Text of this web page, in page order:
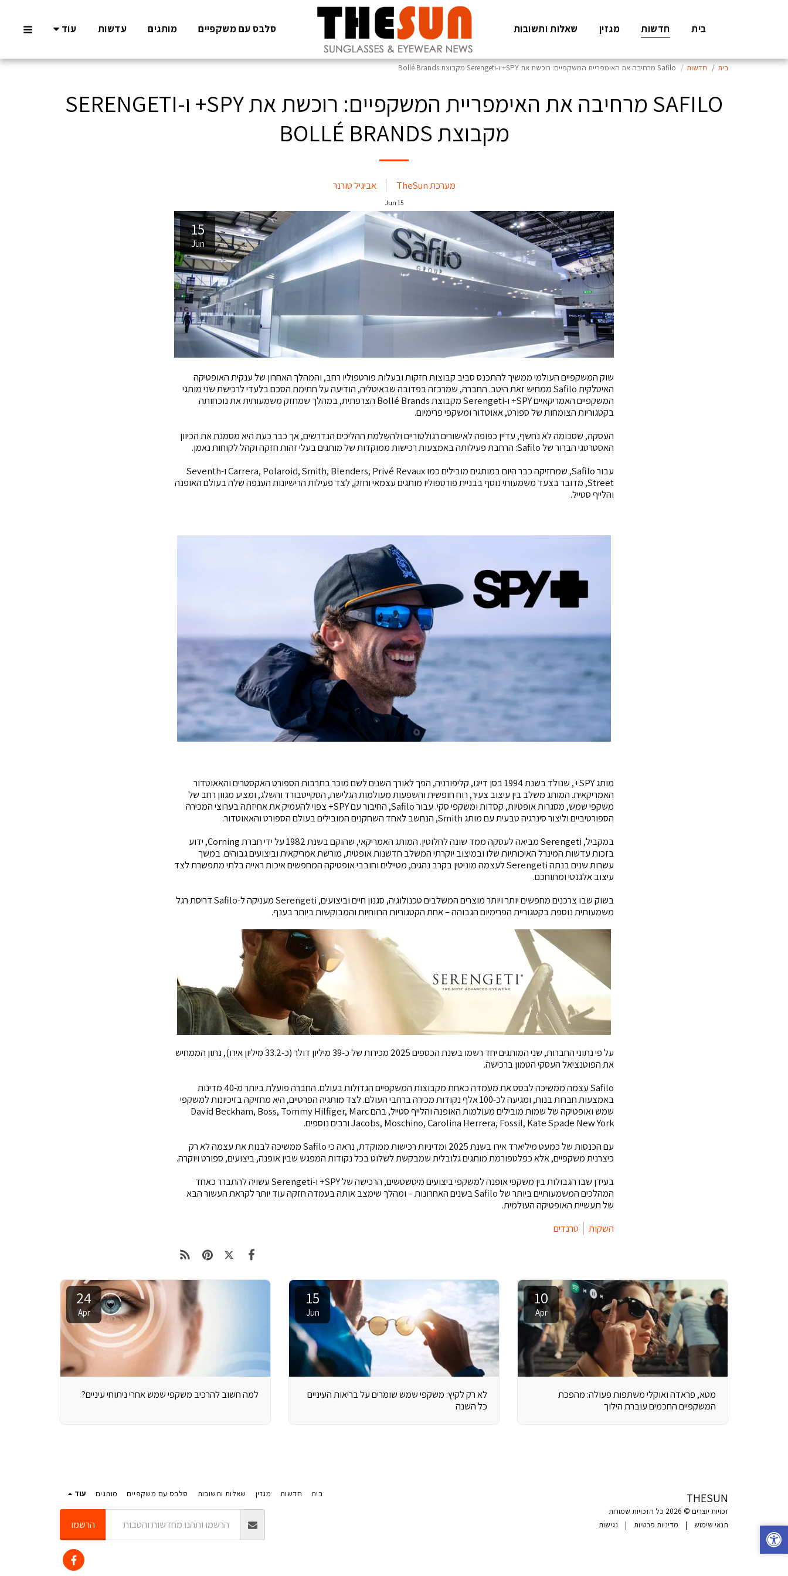
בית חדשות מגזין שאלות ותשובות סלבס עם משקפיים מותגים עדשות עוד
בית חדשות Safilo מרחיבה את האימפריית המשקפיים: רוכשת את SPY+ ו-Serengeti מקבוצת Bollé Brands
SAFILO מרחיבה את האימפריית המשקפיים: רוכשת את SPY+ ו-SERENGETI
מקבוצת BOLLÉ BRANDS
מערכת TheSun אביגיל טורנר
15
Jun
15
Jun
שוק המשקפיים העולמי ממשיך להתכנס סביב קבוצות חזקות ובעלות פורטפוליו רחב, והמהלך האחרון של ענקית האופטיקה
האיטלקית Safilo ממחיש זאת היטב. החברה, שמרכזה בפדובה שבאיטליה, הודיעה על חתימת הסכם בלעדי לרכישת שני מותגי
המשקפיים האמריקאיים SPY+ ו-Serengeti מקבוצת Bollé Brands הצרפתית, במהלך שמחזק משמעותית את נוכחותה
בקטגוריות הצומחות של ספורט, אאוטדור ומשקפי פרימיום.
העסקה, שסכומה לא נחשף, עדיין כפופה לאישורים רגולטוריים ולהשלמת ההליכים הנדרשים, אך כבר כעת היא מסמנת את הכיוון
האסטרטגי הברור של Safilo: הרחבת פעילותה באמצעות רכישות ממוקדות של מותגים בעלי זהות חזקה וקהל לקוחות נאמן.
עבור Safilo, שמחזיקה כבר היום במותגים מובילים כמו Carrera, Polaroid, Smith, Blenders, Privé Revaux ו-Seventh
Street, מדובר בצעד משמעותי נוסף בבניית פורטפוליו מותגים עצמאי וחזק, לצד פעילות הרישיונות הענפה שלה בעולם האופנה
והלייף סטייל.
מותג SPY+, שנולד בשנת 1994 בסן דייגו, קליפורניה, הפך לאורך השנים לשם מוכר בתרבות הספורט האקסטרים והאאוטדור
האמריקאית. המותג משלב בין עיצוב צעיר, רוח חופשית והשפעות מעולמות הגלישה, הסקייטבורד והשלג, ומציע מגוון רחב של
משקפי שמש, מסגרות אופטיות, קסדות ומשקפי סקי. עבור Safilo, החיבור עם SPY+ צפוי להעמיק את אחיזתה בערוצי המכירה
הספורטיביים וליצור סינרגיה טבעית עם מותג Smith, הנחשב לאחד השחקנים המובילים בעולם הספורט והאאוטדור.
במקביל, Serengeti מביאה לעסקה ממד שונה לחלוטין. המותג האמריקאי, שהוקם בשנת 1982 על ידי חברת Corning, ידוע
בזכות עדשות המינרל האיכותיות שלו ובמיצוב יוקרתי המשלב חדשנות אופטית, מורשת אמריקאית וביצועים גבוהים. במשך
עשרות שנים בנתה Serengeti לעצמה מוניטין בקרב נהגים, מטיילים וחובבי אופטיקה המחפשים איכות ראייה בלתי מתפשרת לצד
עיצוב אלגנטי ומתוחכם.
בשוק שבו צרכנים מחפשים יותר ויותר מוצרים המשלבים טכנולוגיה, סגנון חיים וביצועים, Serengeti מעניקה ל-Safilo דריסת רגל
משמעותית נוספת בקטגוריית הפרימיום הגבוהה – אחת הקטגוריות הרווחיות והמבוקשות ביותר בענף.
על פי נתוני החברות, שני המותגים יחד רשמו בשנת הכספים 2025 מכירות של כ-39 מיליון דולר (כ-33.2 מיליון אירו), נתון הממחיש
את הפוטנציאל העסקי הטמון ברכישה.
Safilo עצמה ממשיכה לבסס את מעמדה כאחת מקבוצות המשקפיים הגדולות בעולם. החברה פועלת ביותר מ-40 מדינות
באמצעות חברות בנות, ומגיעה לכ-100 אלף נקודות מכירה ברחבי העולם. לצד מותגיה הפרטיים, היא מחזיקה בזיכיונות למשקפי
שמש ואופטיקה של שמות מובילים מעולמות האופנה והלייף סטייל, בהם David Beckham, Boss, Tommy Hilfiger, Marc
Jacobs, Moschino, Carolina Herrera, Fossil, Kate Spade New York ורבים נוספים.
עם הכנסות של כמעט מיליארד אירו בשנת 2025 ומדיניות רכישות ממוקדת, נראה כי Safilo ממשיכה לבנות את עצמה לא רק
כיצרנית משקפיים, אלא כפלטפורמת מותגים גלובלית שמבקשת לשלוט בכל נקודות המפגש שבין אופנה, ביצועים, ספורט ויוקרה.
בעידן שבו הגבולות בין משקפי אופנה למשקפי ביצועים מיטשטשים, הרכישה של SPY+ ו-Serengeti עשויה להתברר כאחד
המהלכים המשמעותיים ביותר של Safilo בשנים האחרונות – ומהלך שימצב אותה בעמדה חזקה עוד יותר לקראת העשור הבא
של תעשיית האופטיקה העולמית.
השקות
טרנדים
10
Apr
מטא, פראדה ואוקלי משתפות פעולה: מהפכת
המשקפיים החכמים עוברת הילוך
15
Jun
לא רק לקיץ: משקפי שמש שומרים על בריאות העיניים
כל השנה
24
Apr
למה חשוב להרכיב משקפי שמש אחרי ניתוחי עיניים?
THESUN
זכויות יוצרים © 2026 כל הזכויות שמורות
תנאי שימוש | מדיניות פרטיות | נגישות
בית חדשות מגזין שאלות ותשובות סלבס עם משקפיים מותגים עוד
הרשמו